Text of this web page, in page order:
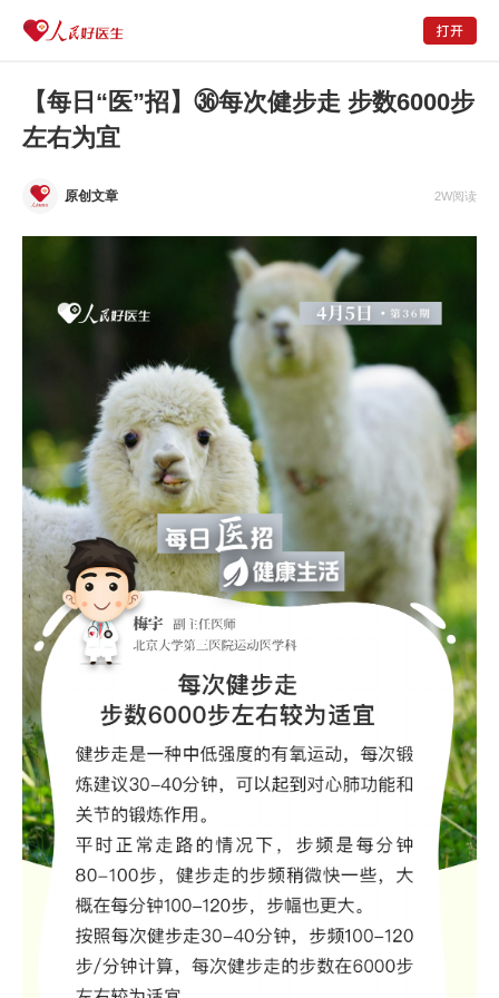
【每日“医”招】㊱每次健步走 步数6000步
左右为宜
原创文章 2W阅读